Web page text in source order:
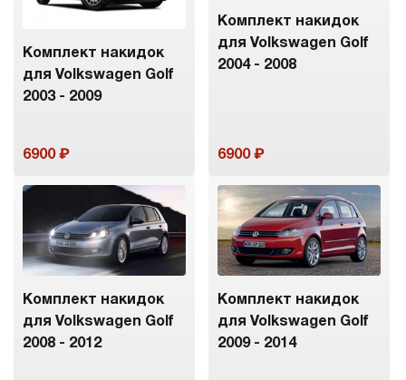
Комплект накидок
для Volkswagen Golf
2003 - 2009
6900
Комплект накидок
для Volkswagen Golf
2004 - 2008
6900
Комплект накидок
для Volkswagen Golf
2008 - 2012
Комплект накидок
для Volkswagen Golf
2009 - 2014